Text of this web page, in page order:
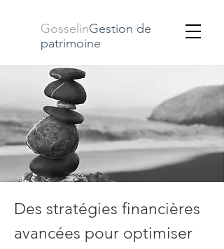
GosselinGestion de
patrimoine
Des stratégies financières
avancées pour optimiser